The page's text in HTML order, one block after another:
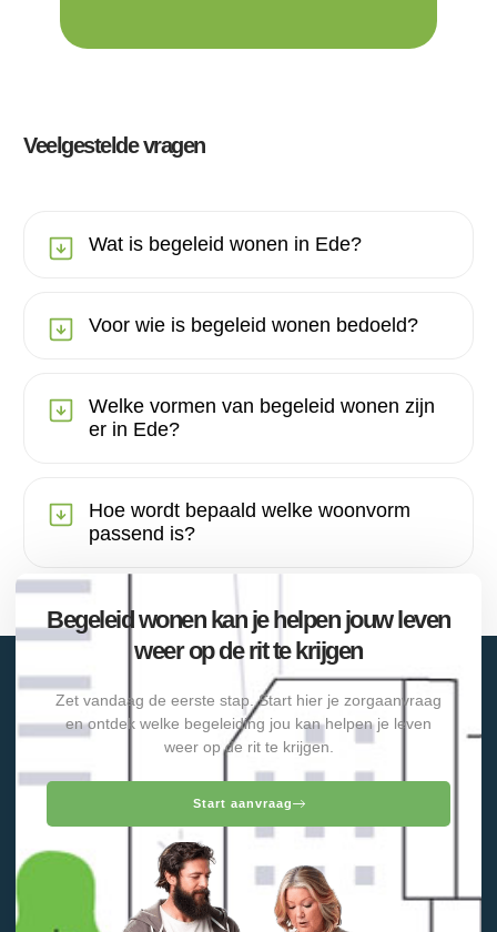
Veelgestelde vragen
Wat is begeleid wonen in Ede?
Voor wie is begeleid wonen bedoeld?
Welke vormen van begeleid wonen zijn
er in Ede?
Hoe wordt bepaald welke woonvorm
passend is?
Begeleid wonen kan je helpen jouw leven
weer op de rit te krijgen
Zet vandaag de eerste stap. Start hier je zorgaanvraag
en ontdek welke begeleiding jou kan helpen je leven
weer op de rit te krijgen.
Start aanvraag